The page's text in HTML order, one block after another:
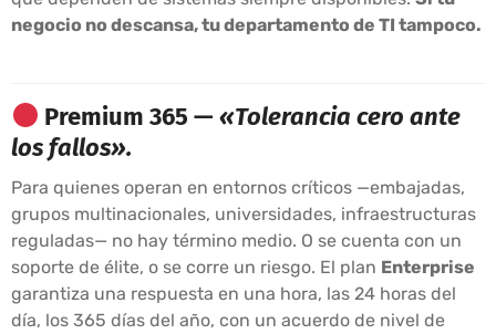
negocio no descansa, tu departamento de TI tampoco.
Premium 365 —«Tolerancia cero ante
los fallos».
Para quienes operan en entornos críticos —embajadas,
grupos multinacionales, universidades, infraestructuras
reguladas— no hay término medio. O se cuenta con un
soporte de élite, o se corre un riesgo. El plan Enterprise
garantiza una respuesta en una hora, las 24 horas del
día, los 365 días del año, con un acuerdo de nivel de